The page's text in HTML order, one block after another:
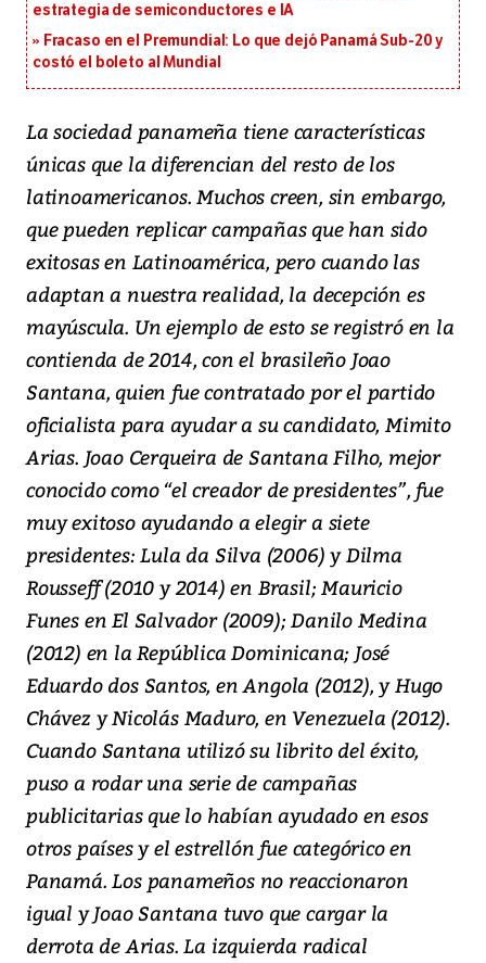
estrategia de semiconductores e IA
Fracaso en el Premundial: Lo que dejó Panamá Sub-20 y
costó el boleto al Mundial
La sociedad panameña tiene características
únicas que la diferencian del resto de los
latinoamericanos. Muchos creen, sin embargo,
que pueden replicar campañas que han sido
exitosas en Latinoamérica, pero cuando las
adaptan a nuestra realidad, la decepción es
mayúscula. Un ejemplo de esto se registró en la
contienda de 2014, con el brasileño Joao
Santana, quien fue contratado por el partido
oficialista para ayudar a su candidato, Mimito
Arias. Joao Cerqueira de Santana Filho, mejor
conocido como “el creador de presidentes”, fue
muy exitoso ayudando a elegir a siete
presidentes: Lula da Silva (2006) y Dilma
Rousseff (2010 y 2014) en Brasil; Mauricio
Funes en El Salvador (2009); Danilo Medina
(2012) en la República Dominicana; José
Eduardo dos Santos, en Angola (2012), y Hugo
Chávez y Nicolás Maduro, en Venezuela (2012).
Cuando Santana utilizó su librito del éxito,
puso a rodar una serie de campañas
publicitarias que lo habían ayudado en esos
otros países y el estrellón fue categórico en
Panamá. Los panameños no reaccionaron
igual y Joao Santana tuvo que cargar la
derrota de Arias. La izquierda radical